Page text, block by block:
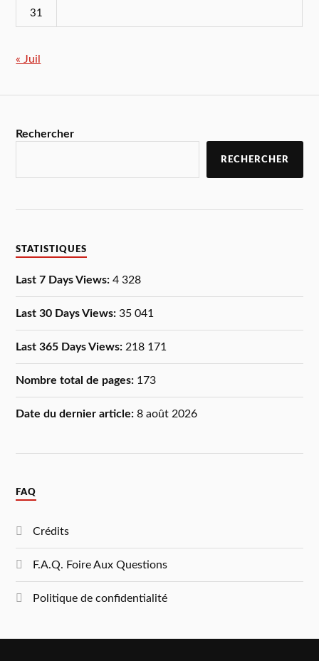
31
« Juil
Rechercher
RECHERCHER
STATISTIQUES
Last 7 Days Views:4 328
Last 30 Days Views:35 041
Last 365 Days Views: 218 171
Nombre total de pages: 173
Date du dernier article:8 août 2026
FAQ
Crédits
F.A.Q. Foire Aux Questions
Politique de confidentialité